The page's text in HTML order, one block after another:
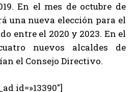
En el mes de octubre de
una nueva elección para el
entre el 2020 y 2023. En el
nuevos alcaldes de
el Consejo Directivo.
id=»13390″]